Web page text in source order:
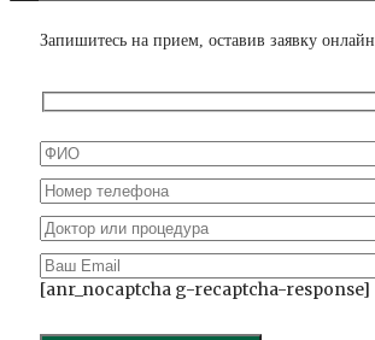
Запишитесь на прием, оставив заявку онлайн
[anr_nocaptcha g-recaptcha-response]